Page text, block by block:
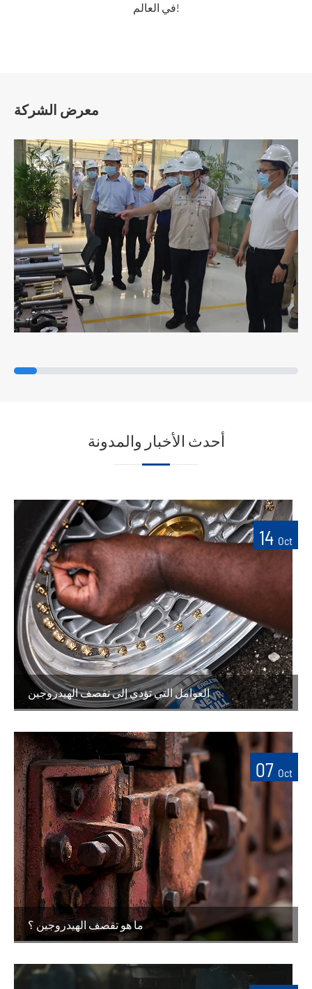
في العالم!
معرض الشركة
أحدث الأخبار والمدونة
14 Oct
العوامل التي تؤدي إلى تقصف الهيدروجين
07 Oct
ما هو تقصف الهيدروجين ؟